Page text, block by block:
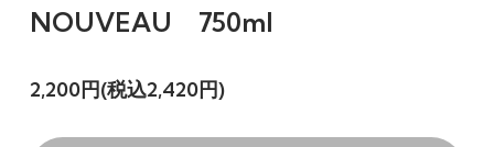
NOUVEAU 750ml
2,200円(税込2,420円)